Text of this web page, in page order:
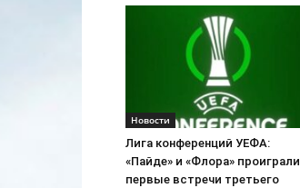
Новости
Лига конференций УЕФА:
«Пайде» и «Флора» проиграли
первые встречи третьего